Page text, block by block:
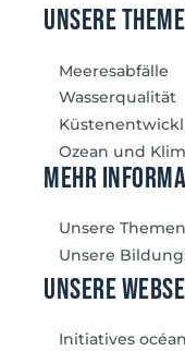
unsere
Meeresabfälle
Wasserqualität
Ozean und
mehr
Unsere Themen
Unsere
unsere
Initiatives